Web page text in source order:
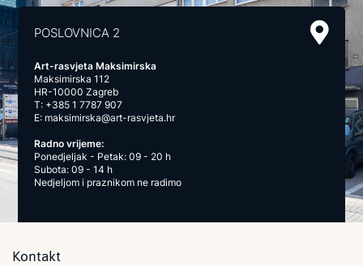
POSLOVNICA 2
Art-rasvjeta Maksimirska
Maksimirska 112
HR-10000 Zagreb
T: +385 1 7787 907
E: maksimirska@art-rasvjeta.hr
Radno vrijeme:
Ponedjeljak - Petak: 09 - 20 h
Subota: 09 - 14 h
Nedjeljom i praznikom ne radimo
Kontakt